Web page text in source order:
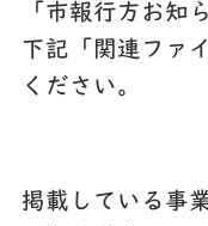
「市報行方お知
下記「関連ファ
ください。
掲載している事